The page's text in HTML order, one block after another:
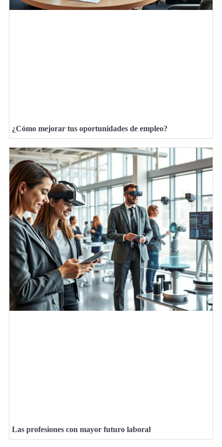
¿Cómo mejorar tus oportunidades de empleo?
Las profesiones con mayor futuro laboral